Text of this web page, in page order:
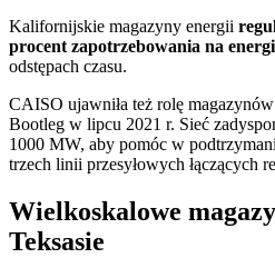
Kalifornijskie magazyny energii
procent zapotrzebowania na
odstępach czasu.
CAISO ujawniła też rolę
Bootleg w lipcu 2021 r. Sieć
1000 MW, aby pomóc w
trzech linii przesyłowych łączących
Wielkoskalowe
Teksasie